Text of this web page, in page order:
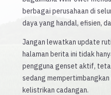
berbagai perusahaan di
daya yang handal, efisien,
Jangan lewatkan update
halaman berita ini tidak
pengguna genset aktif,
sedang
kelistrikan cadangan.